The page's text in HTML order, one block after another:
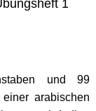
1
und 99
arabischen